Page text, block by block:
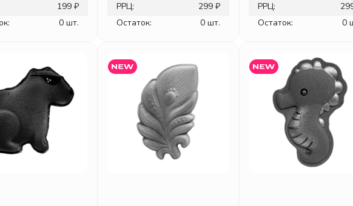
199 ₽
0 шт.
РРЦ:
299 ₽
Остаток:
0 шт.
РРЦ:
Остаток:
0